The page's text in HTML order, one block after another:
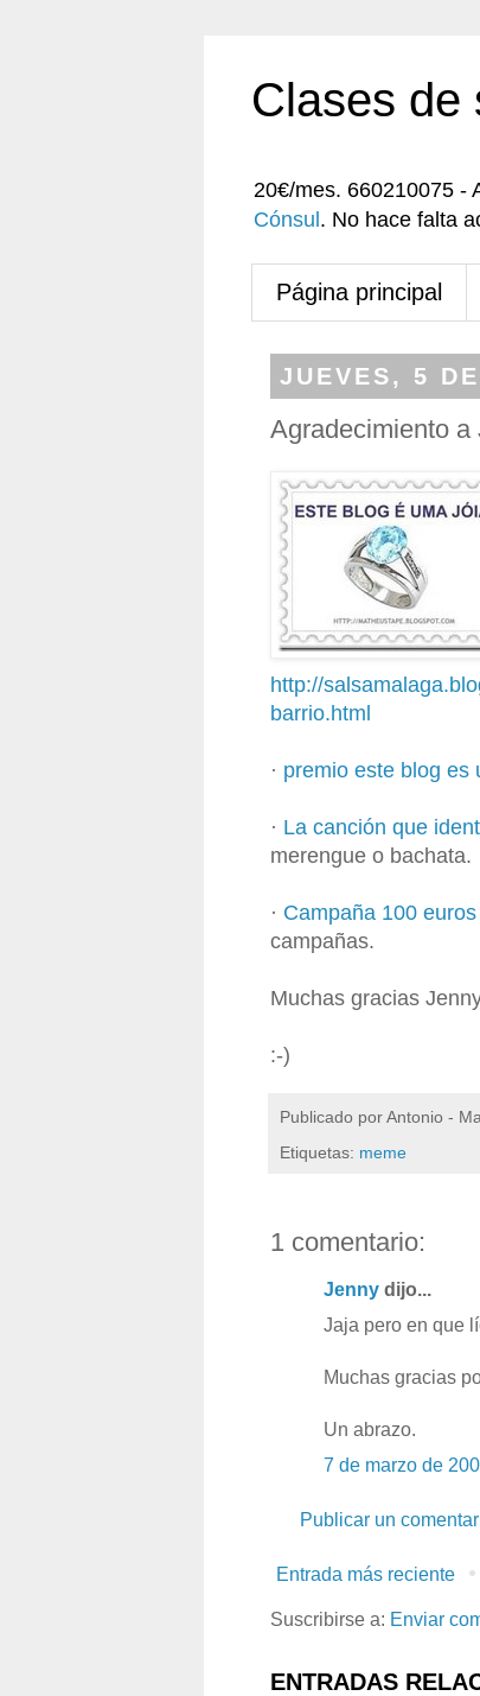
Clases de
20€/mes. 660210075 -
Cónsul . No hace falta
Página principal
JUEVES, 5
Agradecimiento
http://
barrio.html
· premio este blog es
· La canción que
merengue o bachata.
· Campaña 100
campañas.
Muchas gracias
:-)
Publicado porAntonio -
Etiquetas: meme
1 comentario:
Jenny dijo...
Jaja pero en que
Muchas gracias
Un abrazo.
7 de marzo de
Publicar un
Entrada más reciente
Suscribirse a: Enviar
ENTRADAS